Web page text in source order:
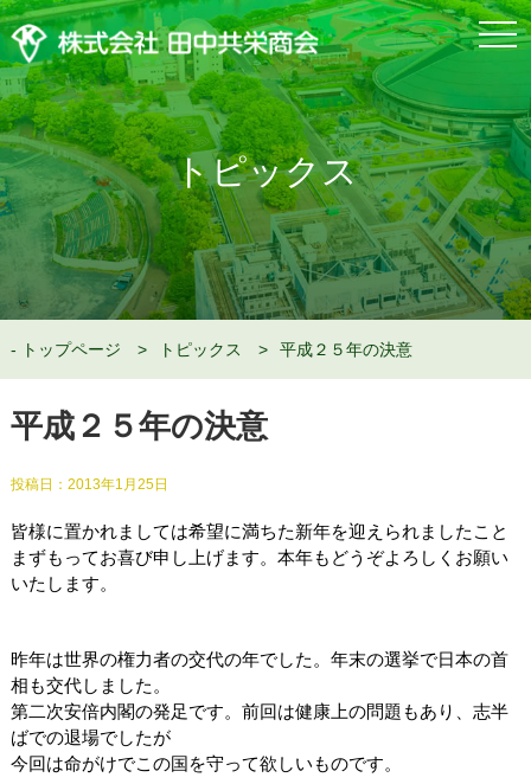
トピックス
トップページ トピックス 平成２５年の決意
平成２５年の決意
投稿日： 2013年1月25日
皆様に置かれましては希望に満ちた新年を迎えられましたこと
まずもってお喜び申し上げます。本年もどうぞよろしくお願い
いたします。
昨年は世界の権力者の交代の年でした。年末の選挙で日本の首
相も交代しました。
第二次安倍内閣の発足です。前回は健康上の問題もあり、志半
ばでの退場でしたが
今回は命がけでこの国を守って欲しいものです。